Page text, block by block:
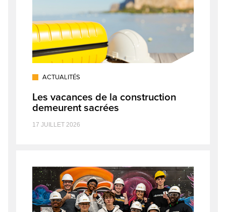
ACTUALITÉS
Les vacances de la construction
demeurent sacrées
17 JUILLET 2026